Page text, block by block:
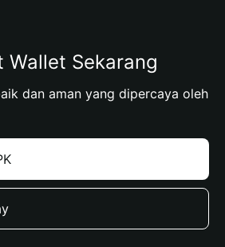
Wallet Sekarang
dan aman yang dipercaya oleh